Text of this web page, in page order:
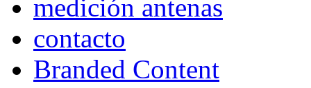
medición antenas
contacto
Branded Content